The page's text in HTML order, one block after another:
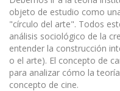
objeto de estudio como
"círculo del arte". Todos
análisis sociológico de la
entender la construcción
o el arte). El concepto de
para analizar cómo la
concepto de cine.